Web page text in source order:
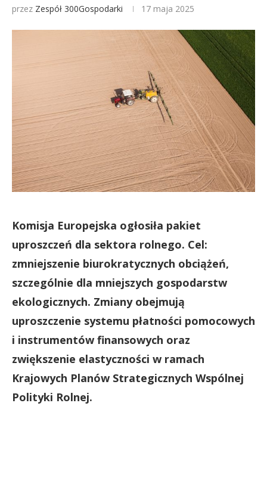
przez Zespół 300Gospodarki 17 maja 2025
Komisja Europejska ogłosiła pakiet
uproszczeń dla sektora rolnego. Cel:
zmniejszenie biurokratycznych obciążeń,
szczególnie dla mniejszych gospodarstw
ekologicznych. Zmiany obejmują
uproszczenie systemu płatności pomocowych
i instrumentów finansowych oraz
zwiększenie elastyczności w ramach
Krajowych Planów Strategicznych Wspólnej
Polityki Rolnej.